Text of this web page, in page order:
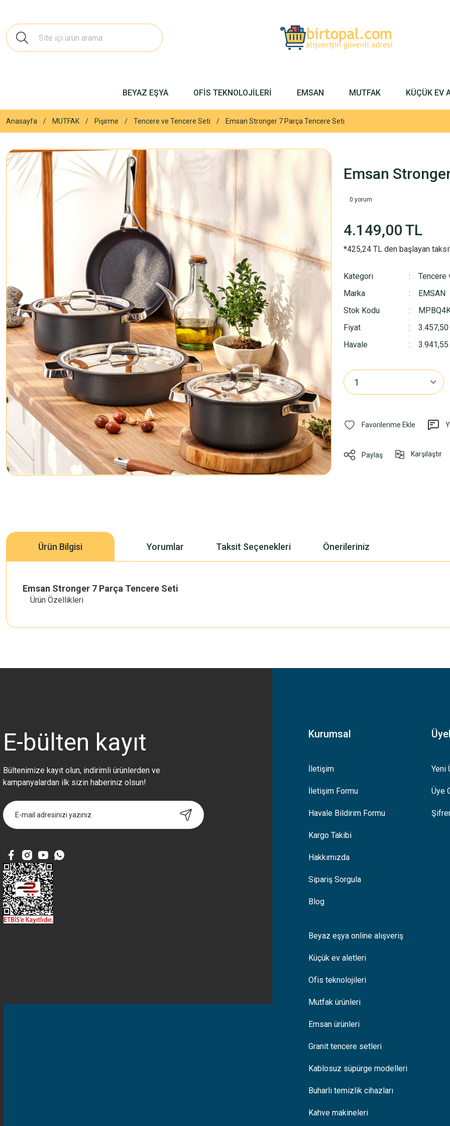
BEYAZ EŞYA OFİS TEKNOLOJİLERİ EMSAN MUTFAK KÜÇÜK EV
Anasayfa MUTFAK Pişirme Tencere ve Tencere Seti Emsan Stronger 7 Parça Tencere Seti
Emsan
0 yorum
4.149,00 TL
*425,24 TL den başlayan
Kategori
Tencere
Marka
EMSAN
Stok Kodu
Fiyat
Havale
Paylaş Karşılaştır
Ürün Bilgisi Yorumlar Taksit Seçenekleri Önerileriniz
Emsan Stronger 7 Parça Tencere Seti
Ürün Özellikleri
Bu ürüne ilk yorumu siz yapın!
Bu ürüne benzer farklı alternatifler olmalı.
Gönder
E-bülten kayıt
Bültenimize kayıt olun, indirimli ürünlerden ve
kampanyalardan ilk sizin haberiniz olsun!
Kurumsal
İletişim
İletişim Formu
Havale Bildirim Formu
Kargo Takibi
Hakkımızda
Sipariş Sorgula
Blog
Yeni
Üye
Beyaz eşya online alışveriş
Küçük ev aletleri
Ofis teknolojileri
Mutfak ürünleri
Emsan ürünleri
Granit tencere setleri
Kablosuz süpürge modelleri
Buharlı temizlik cihazları
Kahve makineleri